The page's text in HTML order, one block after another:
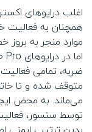
اغلب درایوهای
همچنان به فعالیت
موارد منجر به
ضربه، تمامی
متوقف شده و تا
می‌ماند. به محض
توسط سنسور،